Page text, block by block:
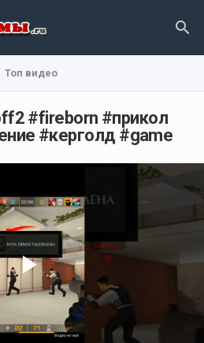
Топ видео
#fireborn #прикол
#керголд #game
Play